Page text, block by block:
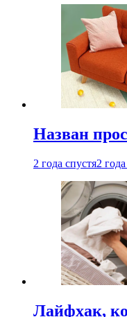
Назван
2 года спустя2
Лайфхак,